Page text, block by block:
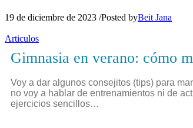
19 de diciembre de 2023 /Posted byBeit Jana
Articulos
Gimnasia en verano: cómo
Voy a dar algunos consejitos (tips) para
no voy a hablar de entrenamientos ni de
ejercicios sencillos…